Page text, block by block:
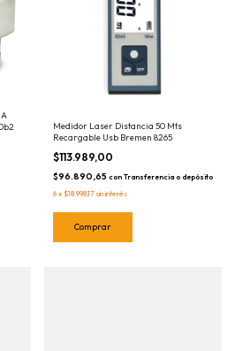
Medidor Laser Distancia 50 Mts
Recargable Usb Bremen 8265
$113.989,00
$96.890,65 con Transferencia o depósito
6 x $18.998,17 sin interés